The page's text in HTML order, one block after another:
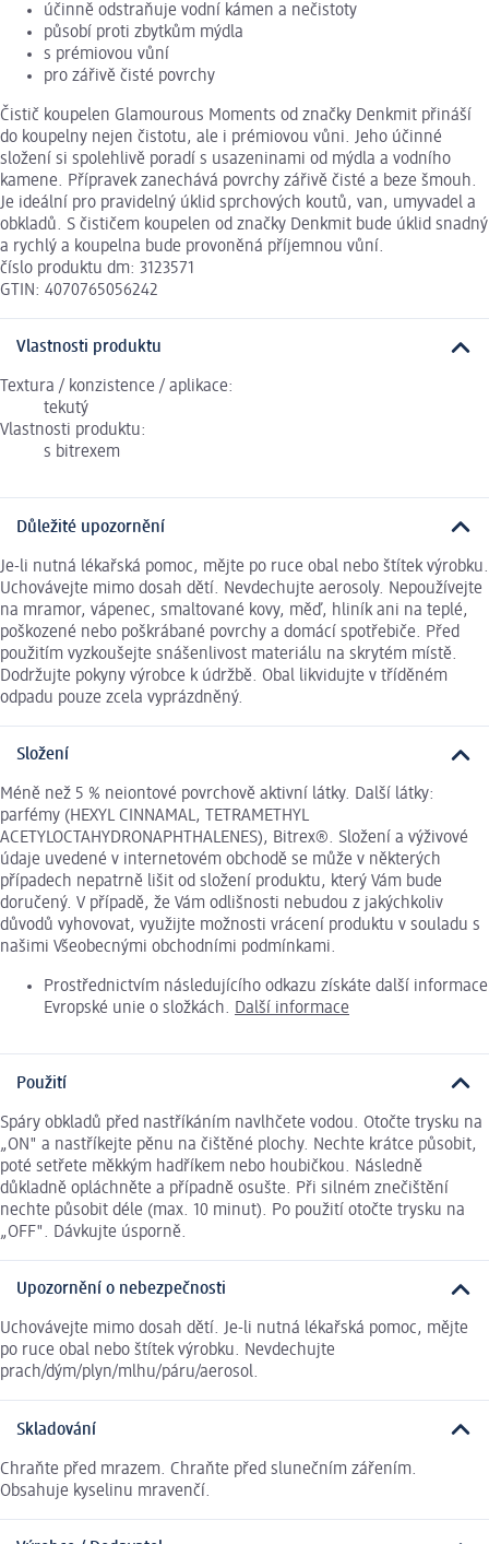
účinně odstraňuje vodní kámen a nečistoty
působí proti zbytkům mýdla
s prémiovou vůní
pro zářivě čisté povrchy
Čistič koupelen Glamourous Moments od značky Denkmit přináší
do koupelny nejen čistotu, ale i prémiovou vůni. Jeho účinné
složení si spolehlivě poradí s usazeninami od mýdla a vodního
kamene. Přípravek zanechává povrchy zářivě čisté a beze šmouh.
Je ideální pro pravidelný úklid sprchových koutů, van, umyvadel a
obkladů. S čističem koupelen od značky Denkmit bude úklid snadný
a rychlý a koupelna bude provoněná příjemnou vůní.
číslo produktu dm: 3123571
GTIN: 4070765056242
Vlastnosti produktu
Textura / konzistence / aplikace:
tekutý
Vlastnosti produktu:
s bitrexem
Důležité upozornění
Je-li nutná lékařská pomoc, mějte po ruce obal nebo štítek výrobku.
Uchovávejte mimo dosah dětí. Nevdechujte aerosoly. Nepoužívejte
na mramor, vápenec, smaltované kovy, měď, hliník ani na teplé,
poškozené nebo poškrábané povrchy a domácí spotřebiče. Před
použitím vyzkoušejte snášenlivost materiálu na skrytém místě.
Dodržujte pokyny výrobce k údržbě. Obal likvidujte v tříděném
odpadu pouze zcela vyprázdněný.
Složení
Méně než 5 % neiontové povrchově aktivní látky. Další látky:
parfémy (HEXYL CINNAMAL, TETRAMETHYL
ACETYLOCTAHYDRONAPHTHALENES), Bitrex®. Složení a výživové
údaje uvedené v internetovém obchodě se může v některých
případech nepatrně lišit od složení produktu, který Vám bude
doručený. V případě, že Vám odlišnosti nebudou z jakýchkoliv
důvodů vyhovovat, využijte možnosti vrácení produktu v souladu s
našimi Všeobecnými obchodními podmínkami.
Prostřednictvím následujícího odkazu získáte další informace
Evropské unie o složkách. Další informace
Použití
Spáry obkladů před nastříkáním navlhčete vodou. Otočte trysku na
„ON" a nastříkejte pěnu na čištěné plochy. Nechte krátce působit,
poté setřete měkkým hadříkem nebo houbičkou. Následně
důkladně opláchněte a případně osušte. Při silném znečištění
nechte působit déle (max. 10 minut). Po použití otočte trysku na
„OFF". Dávkujte úsporně.
Upozornění o nebezpečnosti
Uchovávejte mimo dosah dětí. Je-li nutná lékařská pomoc, mějte
po ruce obal nebo štítek výrobku. Nevdechujte
prach/dým/plyn/mlhu/páru/aerosol.
Skladování
Chraňte před mrazem. Chraňte před slunečním zářením.
Obsahuje kyselinu mravenčí.